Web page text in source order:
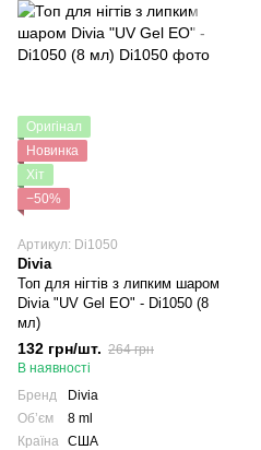
Оригінал
Новинка
Хіт
−50%
Артикул: Di1050
Divia
Топ для нігтів з липким шаром
Divia "UV Gel EO" - Di1050 (8
мл)
132 грн/шт. 264 грн
В наявності
Бренд
Divia
Обʼєм
8 ml
Країна США